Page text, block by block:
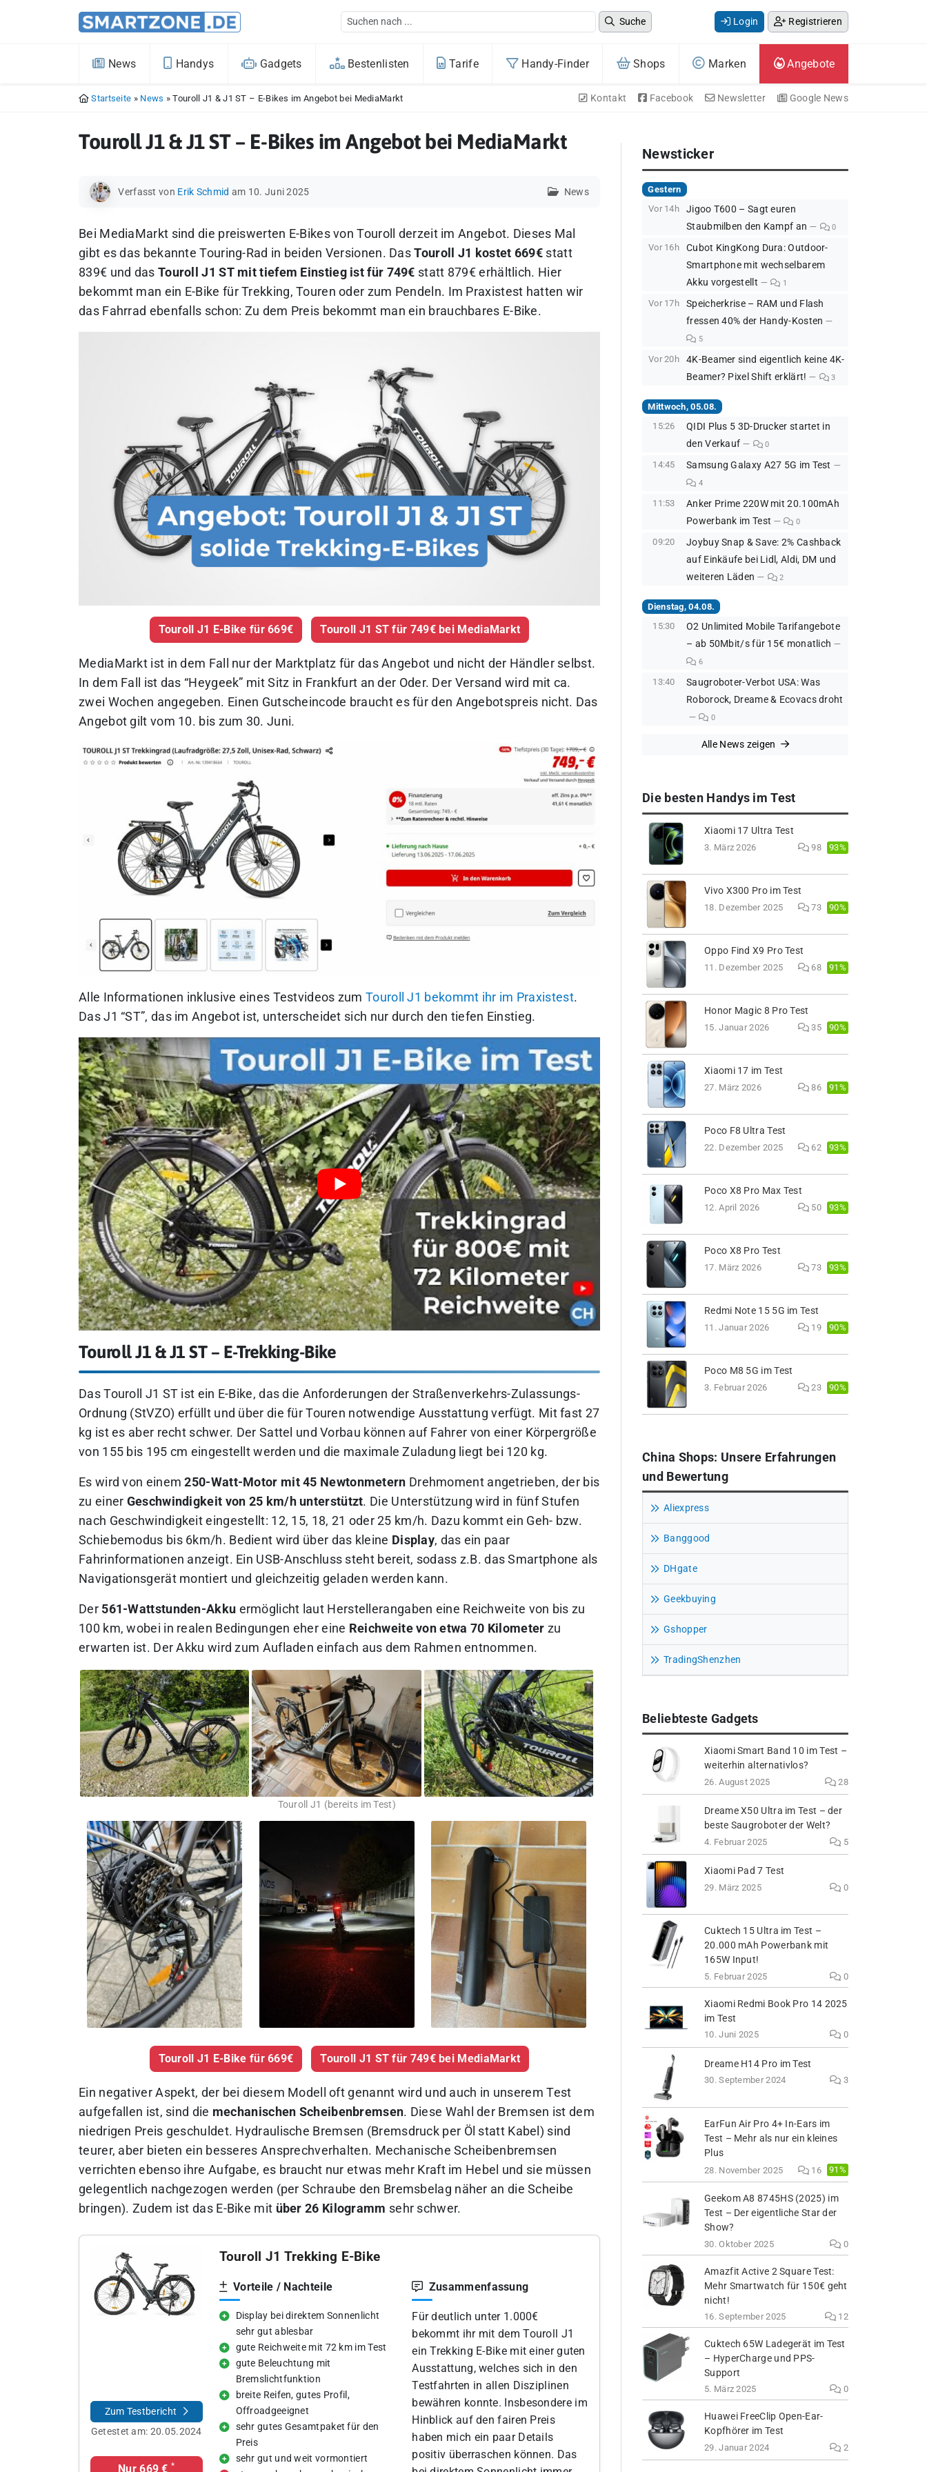
Suche Login Registrieren
News Handys Gadgets Bestenlisten Tarife Handy-Finder Shops Marken Angebote
Startseite » News »Touroll J1 & J1 ST – E-Bikes im Angebot bei MediaMarkt Kontakt Facebook Newsletter Google News
Touroll J1 & J1 ST – E-Bikes im Angebot bei MediaMarkt
Verfasst von Erik Schmid am 10. Juni 2025 News
Bei MediaMarkt sind die preiswerten E-Bikes von Touroll derzeit im Angebot. Dieses Mal
gibt es das bekannte Touring-Rad in beiden Versionen. DasTouroll J1 kostet 669€ statt
839€ und das Touroll J1 ST mit tiefem Einstieg ist für 749€ statt 879€ erhältlich. Hier
bekommt man ein E-Bike für Trekking, Touren oder zum Pendeln. Im Praxistest hatten wir
das Fahrrad ebenfalls schon: Zu dem Preis bekommt man ein brauchbares E-Bike.
Touroll J1 E-Bike für 669€ Touroll J1 ST für 749€ bei MediaMarkt
MediaMarkt ist in dem Fall nur der Marktplatz für das Angebot und nicht der Händler selbst.
In dem Fall ist das “Heygeek” mit Sitz in Frankfurt an der Oder. Der Versand wird mit ca.
zwei Wochen angegeben. Einen Gutscheincode braucht es für den Angebotspreis nicht. Das
Angebot gilt vom 10. bis zum 30. Juni.
Alle Informationen inklusive eines Testvideos zum Touroll J1 bekommt ihr im Praxistest.
Das J1 “ST”, das im Angebot ist, unterscheidet sich nur durch den tiefen Einstieg.
Touroll J1 & J1 ST – E-Trekking-Bike
Das Touroll J1 ST ist ein E-Bike, das die Anforderungen der Straßenverkehrs-Zulassungs-
Ordnung (StVZO) erfüllt und über die für Touren notwendige Ausstattung verfügt. Mit fast 27
kg ist es aber recht schwer. Der Sattel und Vorbau können auf Fahrer von einer Körpergröße
von 155 bis 195 cm eingestellt werden und die maximale Zuladung liegt bei 120 kg.
Es wird von einem250-Watt-Motor mit 45 Newtonmetern Drehmoment angetrieben, der bis
zu einer Geschwindigkeit von 25 km/h unterstützt. Die Unterstützung wird in fünf Stufen
nach Geschwindigkeit eingestellt: 12, 15, 18, 21 oder 25 km/h. Dazu kommt ein Geh- bzw.
Schiebemodus bis 6km/h. Bedient wird über das kleine Display, das ein paar
Fahrinformationen anzeigt. Ein USB-Anschluss steht bereit, sodass z.B. das Smartphone als
Navigationsgerät montiert und gleichzeitig geladen werden kann.
Der 561-Wattstunden-Akku ermöglicht laut Herstellerangaben eine Reichweite von bis zu
100 km, wobei in realen Bedingungen eher eine Reichweite von etwa 70 Kilometer zu
erwarten ist. Der Akku wird zum Aufladen einfach aus dem Rahmen entnommen.
Touroll J1 (bereits im Test)
Touroll J1 E-Bike für 669€ Touroll J1 ST für 749€ bei MediaMarkt
Ein negativer Aspekt, der bei diesem Modell oft genannt wird und auch in unserem Test
aufgefallen ist, sind die mechanischen Scheibenbremsen. Diese Wahl der Bremsen ist dem
niedrigen Preis geschuldet. Hydraulische Bremsen (Bremsdruck per Öl statt Kabel) sind
teurer, aber bieten ein besseres Ansprechverhalten. Mechanische Scheibenbremsen
verrichten ebenso ihre Aufgabe, es braucht nur etwas mehr Kraft im Hebel und sie müssen
gelegentlich nachgezogen werden (per Schraube den Bremsbelag näher an die Scheibe
bringen).Zudem ist das E-Bike mit über 26 Kilogramm sehr schwer.
Zum Testbericht
Getestet am: 20.05.2024
Nur 669 € *
Touroll J1 Trekking E-Bike
Vorteile / Nachteile
Display bei direktem Sonnenlicht
sehr gut ablesbar
gute Reichweite mit 72 km im Test
gute Beleuchtung mit
Bremslichtfunktion
breite Reifen, gutes Profil,
Offroadgeeignet
sehr gutes Gesamtpaket für den
Preis
sehr gut und weit vormontiert
Zusammenfassung
Für deutlich unter 1.000€
bekommt ihr mit dem Touroll J1
ein Trekking E-Bike mit einer guten
Ausstattung, welches sich in den
Testfahrten in allen Disziplinen
bewähren konnte. Insbesondere im
Hinblick auf den fairen Preis
haben mich ein paar Details
positiv überraschen können. Das
Newsticker
Gestern
Vor 14h
Jigoo T600 – Sagt euren
Staubmilben den Kampf an
0
Vor 16h
Cubot KingKong Dura: Outdoor-
Smartphone mit wechselbarem
Akku vorgestellt
1
Vor 17h
Speicherkrise – RAM und Flash
fressen 40% der Handy-Kosten
5
Vor 20h
4K-Beamer sind eigentlich keine 4K-
Beamer? Pixel Shift erklärt!
3
Mittwoch, 05.08.
15:26
QIDI Plus 5 3D-Drucker startet in
den Verkauf
0
14:45 Samsung Galaxy A27 5G im Test
4
11:53
Anker Prime 220W mit 20.100mAh
Powerbank im Test
0
09:20
Joybuy Snap & Save: 2% Cashback
auf Einkäufe bei Lidl, Aldi, DM und
weiteren Läden
2
Dienstag, 04.08.
15:30
O2 Unlimited Mobile Tarifangebote
– ab 50Mbit/s für 15€ monatlich
6
13:40
Saugroboter-Verbot USA: Was
Roborock, Dreame & Ecovacs droht
0
Alle News zeigen
Die besten Handys im Test
Xiaomi 17 Ultra Test
3. März 2026 98 93%
Vivo X300 Pro im Test
18. Dezember 2025 73 90%
Oppo Find X9 Pro Test
11. Dezember 2025 68 91%
Honor Magic 8 Pro Test
15. Januar 2026 35 90%
Xiaomi 17 im Test
27. März 2026 86 91%
Poco F8 Ultra Test
22. Dezember 2025 62 93%
Poco X8 Pro Max Test
12. April 2026 50 93%
Poco X8 Pro Test
17. März 2026 73 93%
Redmi Note 15 5G im Test
11. Januar 2026 19 90%
Poco M8 5G im Test
3. Februar 2026 23 90%
China Shops: Unsere Erfahrungen
und Bewertung
Aliexpress
Banggood
DHgate
Geekbuying
Gshopper
TradingShenzhen
Beliebteste Gadgets
Xiaomi Smart Band 10 im Test –
weiterhin alternativlos?
26. August 2025 28
Dreame X50 Ultra im Test – der
beste Saugroboter der Welt?
4. Februar 2025 5
Xiaomi Pad 7 Test
29. März 2025 0
Cuktech 15 Ultra im Test –
20.000 mAh Powerbank mit
165W Input!
5. Februar 2025 0
Xiaomi Redmi Book Pro 14 2025
im Test
10. Juni 2025 0
Dreame H14 Pro im Test
30. September 2024 3
EarFun Air Pro 4+ In-Ears im
Test – Mehr als nur ein kleines
Plus
28. November 2025 16 91%
Geekom A8 8745HS (2025) im
Test – Der eigentliche Star der
Show?
30. Oktober 2025 0
Amazfit Active 2 Square Test:
Mehr Smartwatch für 150€ geht
nicht!
16. September 2025 12
Cuktech 65W Ladegerät im Test
– HyperCharge und PPS-
Support
5. März 2025 0
Huawei FreeClip Open-Ear-
Kopfhörer im Test
29. Januar 2024 2